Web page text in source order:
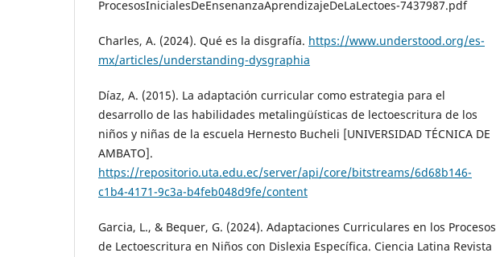
ProcesosInicialesDeEnsenanzaAprendizajeDeLaLectoes-7437987.pdf
Charles, A. (2024). Qué es la disgrafía. https://www.understood.org/es-
mx/articles/understanding-dysgraphia
Díaz, A. (2015). La adaptación curricular como estrategia para el
desarrollo de las habilidades metalingüísticas de lectoescritura de los
niños y niñas de la escuela Hernesto Bucheli [UNIVERSIDAD TÉCNICA DE
AMBATO].
https://repositorio.uta.edu.ec/server/api/core/bitstreams/6d68b146-
c1b4-4171-9c3a-b4feb048d9fe/content
Garcia, L., & Bequer, G. (2024). Adaptaciones Curriculares en los Procesos
de Lectoescritura en Niños con Dislexia Específica. Ciencia Latina Revista